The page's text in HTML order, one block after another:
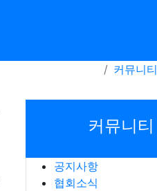
커뮤니티
순 정렬
커뮤니티
공지사항
협회소식